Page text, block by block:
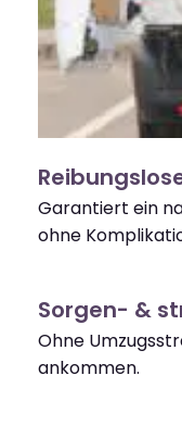
Garantiert ein
ohne
Sorgen- &
Ohne
ankommen.